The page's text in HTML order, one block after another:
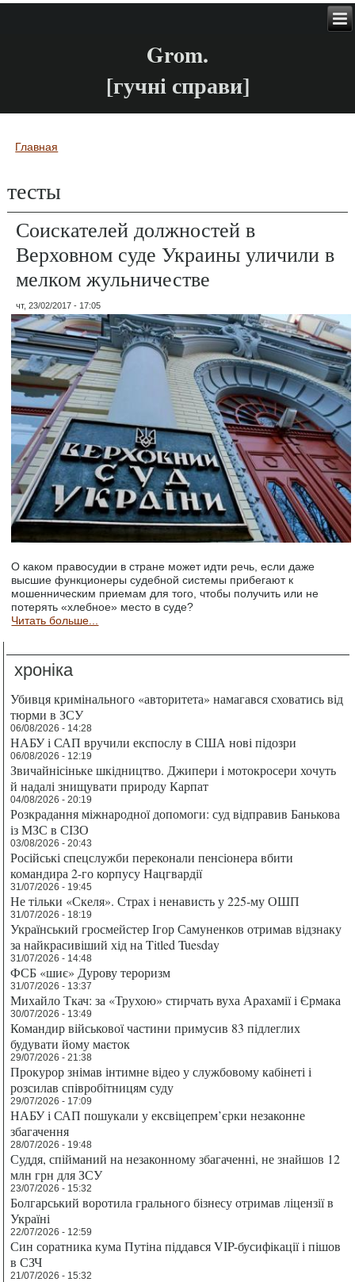
Grom.
[гучні справи]
Вы здесь
Главная
тесты
Соискателей должностей в
Верховном суде Украины уличили в
мелком жульничестве
чт, 23/02/2017 - 17:05
О каком правосудии в стране может идти речь, если даже
высшие функционеры судебной системы прибегают к
мошенническим приемам для того, чтобы получить или не
потерять «хлебное» место в суде?
Читать больше...
хроніка
Убивця кримінального «авторитета» намагався сховатись від
тюрми в ЗСУ
06/08/2026 - 14:28
НАБУ і САП вручили експослу в США нові підозри
06/08/2026 - 12:19
Звичайнісіньке шкідництво. Джипери і мотокросери хочуть
й надалі знищувати природу Карпат
04/08/2026 - 20:19
Розкрадання міжнародної допомоги: суд відправив Банькова
із МЗС в СІЗО
03/08/2026 - 20:43
Російські спецслужби переконали пенсіонера вбити
командира 2-го корпусу Нацгвардії
31/07/2026 - 19:45
Не тільки «Скеля». Страх і ненависть у 225-му ОШП
31/07/2026 - 18:19
Український гросмейстер Ігор Самуненков отримав відзнаку
за найкрасивіший хід на Titled Tuesday
31/07/2026 - 14:48
ФСБ «шиє» Дурову тероризм
31/07/2026 - 13:37
Михайло Ткач: за «Трухою» стирчать вуха Арахамії і Єрмака
30/07/2026 - 13:49
Командир військової частини примусив 83 підлеглих
будувати йому маєток
29/07/2026 - 21:38
Прокурор знімав інтимне відео у службовому кабінеті і
розсилав співробітницям суду
29/07/2026 - 17:09
НАБУ і САП пошукали у ексвіцепрем’єрки незаконне
збагачення
28/07/2026 - 19:48
Суддя, спійманий на незаконному збагаченні, не знайшов 12
млн грн для ЗСУ
23/07/2026 - 15:32
Болгарський воротила грального бізнесу отримав ліцензії в
Україні
22/07/2026 - 12:59
Син соратника кума Путіна піддався VIP-бусифікації і пішов
в СЗЧ
21/07/2026 - 15:32